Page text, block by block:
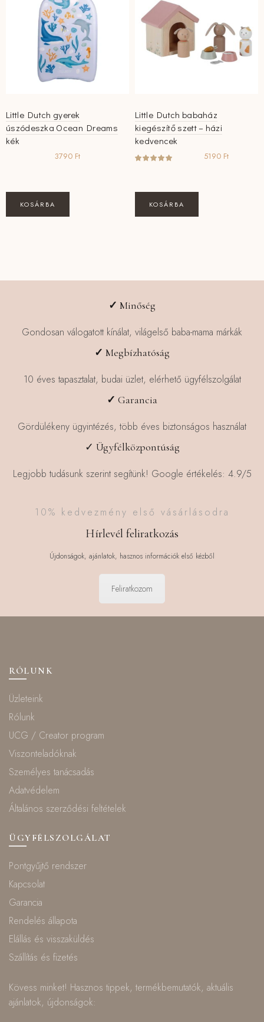
Little Dutch gyerek
úszódeszka Ocean Dreams
kék
3790 Ft
KOSÁRBA
Little Dutch babaház
kiegészítő szett – házi
kedvencek
5190 Ft
KOSÁRBA
✓ Minőség
Gondosan válogatott kínálat, világelső baba-mama márkák
✓ Megbízhatóság
10 éves tapasztalat, budai üzlet, elérhető ügyfélszolgálat
✓ Garancia
Gördülékeny ügyintézés, több éves biztonságos használat
✓ Ügyfélközpontúság
Legjobb tudásunk szerint segítünk! Google értékelés: 4.9/5
10% kedvezmény első vásárlásodra
Hírlevél feliratkozás
Újdonságok, ajánlatok, hasznos információk első kézből
Feliratkozom
RÓLUNK
Üzleteink
Rólunk
UCG / Creator program
Viszonteladóknak
Személyes tanácsadás
Adatvédelem
Általános szerződési feltételek
ÜGYFÉLSZOLGÁLAT
Pontgyűjtő rendszer
Kapcsolat
Garancia
Rendelés állapota
Elállás és visszaküldés
Szállítás és fizetés
Kövess minket! Hasznos tippek, termékbemutatók, aktuális
ajánlatok, újdonságok: